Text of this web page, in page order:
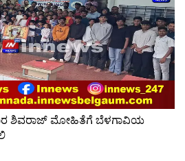
ಶಿವರಾಜ್ ಮೋಹಿತೆಗೆ ಬೆಳಗಾವಿಯ